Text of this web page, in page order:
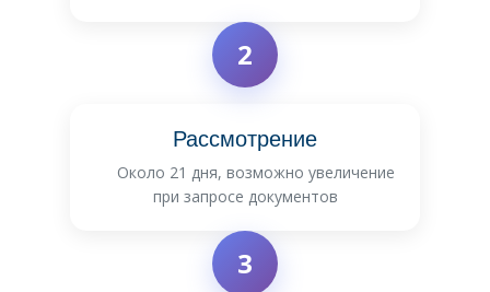
2
Рассмотрение
Около 21 дня, возможно увеличение
при запросе документов
3